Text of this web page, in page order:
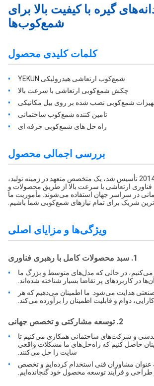
گیره با کیفیت بالا برای
شمع‌کوب‌ها
کلمات کلیدی محصول
شمع‌کوب ارتعاشی هیدرولیکی YEKUN
چکش شمع‌کوبی ارتعاشی با سرعت بالا
شمع‌کوبی نصب شده بر روی بیل مکانیکی
تامین کننده شمع‌کوب ساختمانی
راه حل های شمع‌کوبی حرفه ای
بررسی اجمالی محصول
شرکت ماشین آلات ساختمانی شانگهای یکون، با مسئولیت محدود، که در سال 2014 تأسیس شد، یک متخصص متعهد در زمینه تولید،
ارتعاشی با سرعت بالا از طریق محصولات و
در سراسر جهان استفاده می‌شوند. مأموریت ما
شریک برای تمام نیازهای شمع‌کوبی شما باشیم.
ویژگی‌ها و مزایای اصلی
1. سبد محصولات کامل با رهبری فناوری
می‌کنیم، در حالی که مدل‌های متوسط ​​و بزرگ ما
در کاربردهای پر تقاضا بسیار شناخته شده‌اند.
هدایت می‌شود. ما اطمینان می‌دهیم که هر
دوام و قابلیت اطمینان را برآورده می‌کند.
2. توسعه مشارکتی و تخصص جهانی
و شرکت‌های ساختمانی همکاری می‌کنیم تا
حاصل کنیم که راه‌حل‌های ما مشکلات واقعی
سایت را حل می‌کنند.
عنوان مشاوران فنی استخدام کرده‌ایم و تخصص
طراحی و فرآیند توسعه محصول خود گنجانده‌ایم.